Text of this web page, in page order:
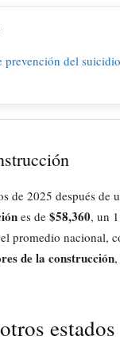
de 2025 después de
es de $58,360, un
promedio nacional,
de la construcción
estados